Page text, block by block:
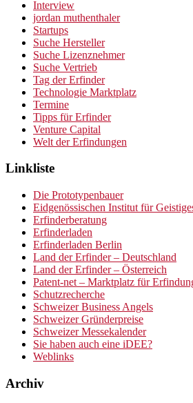
Interview
jordan muthenthaler
Startups
Suche Hersteller
Suche Lizenznehmer
Suche Vertrieb
Tag der Erfinder
Technologie Marktplatz
Termine
Tipps für Erfinder
Venture Capital
Welt der Erfindungen
Linkliste
Die Prototypenbauer
Eidgenössischen Institut für
Erfinderberatung
Erfinderladen
Erfinderladen Berlin
Land der Erfinder – Deutschland
Land der Erfinder – Österreich
Patent-net – Marktplatz für
Schutzrecherche
Schweizer Business Angels
Schweizer Gründerpreise
Schweizer Messekalender
Sie haben auch eine iDEE?
Weblinks
Archiv